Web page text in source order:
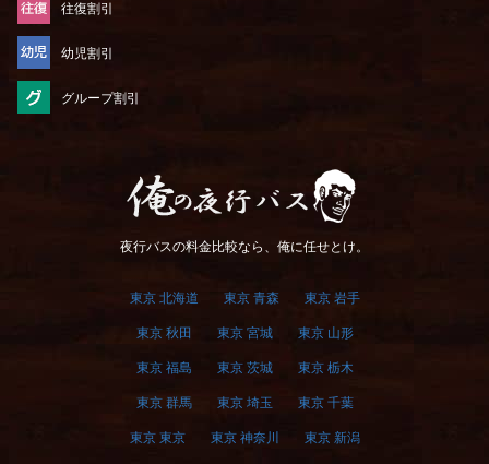
往復割引
幼児割引
グループ割引
俺の夜行バス
夜行バスの料金比較なら、俺に任せとけ。
東京 北海道 東京 青森 東京 岩手
東京 秋田 東京 宮城 東京 山形
東京 福島 東京 茨城 東京 栃木
東京 群馬 東京 埼玉 東京 千葉
東京 東京 東京 神奈川 東京 新潟